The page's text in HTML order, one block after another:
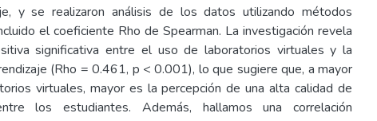
y se realizaron análisis de los datos utilizando métodos
el coeficiente Rho de Spearman. La investigación revela
significativa entre el uso de laboratorios virtuales y la
(Rho = 0.461, p < 0.001), lo que sugiere que, a mayor
virtuales, mayor es la percepción de una alta calidad de
los estudiantes. Además, hallamos una correlación